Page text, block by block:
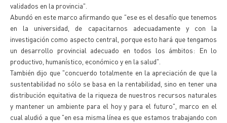
validados en la provincia".
Abundó en este marco afirmando que "ese es el desafío que tenemos
en la universidad, de capacitarnos adecuadamente y con la
investigación como aspecto central, porque esto hará que tengamos
un desarrollo provincial adecuado en todos los ámbitos: En lo
productivo, humanístico, económico y en la salud".
También dijo que "concuerdo totalmente en la apreciación de que la
sustentabilidad no sólo se basa en la rentabilidad, sino en tener una
distribución equitativa de la riqueza de nuestros recursos naturales
y mantener un ambiente para el hoy y para el futuro", marco en el
cual aludió a que "en esa misma línea es que estamos trabajando con